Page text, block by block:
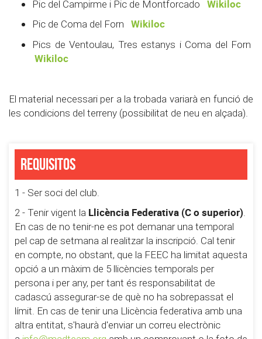
Pic del Campirme i Pic de Montforcado Wikiloc
Pic de Coma del Forn Wikiloc
Pics de Ventoulau, Tres estanys i Coma del Forn
Wikiloc
El material necessari per a la trobada variarà en funció de
les condicions del terreny (possibilitat de neu en alçada).
Requisitos
1 - Ser soci del club.
2 - Tenir vigent la Llicència Federativa (C o superior).
En cas de no tenir-ne es pot demanar una temporal
pel cap de setmana al realitzar la inscripció. Cal tenir
en compte, no obstant, que la FEEC ha limitat aquesta
opció a un màxim de 5 llicències temporals per
persona i per any, per tant és responsabilitat de
cadascú assegurar-se de què no ha sobrepassat el
límit. En cas de tenir una Llicència federativa amb una
altra entitat, s'haurà d'enviar un correu electrònic